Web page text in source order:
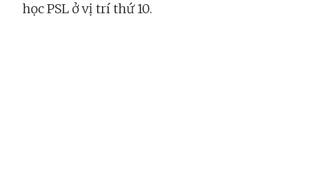
học PSL ở vị trí thứ 10.